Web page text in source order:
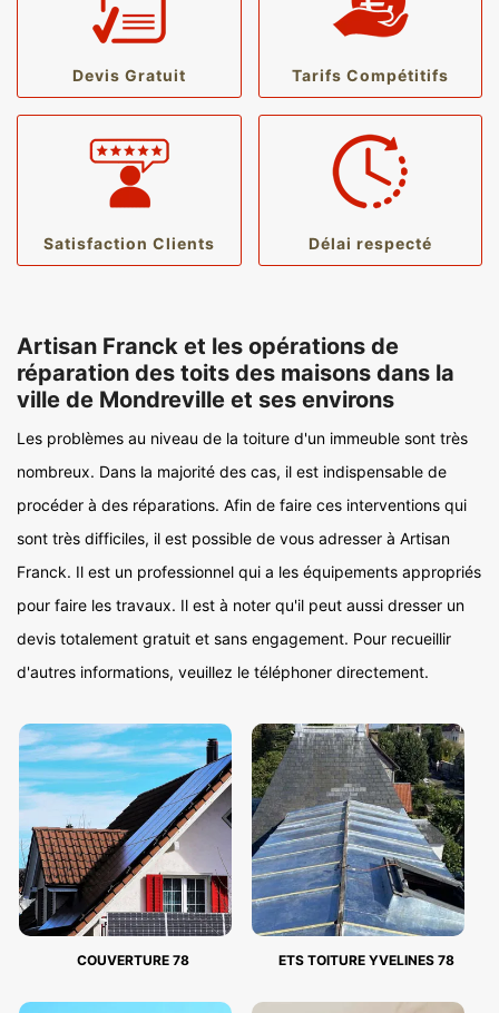
Devis Gratuit Tarifs Compétitifs
Satisfaction Clients Délai respecté
Artisan Franck et les opérations de
réparation des toits des maisons dans la
ville de Mondreville et ses environs
Les problèmes au niveau de la toiture d'un immeuble sont très
nombreux. Dans la majorité des cas, il est indispensable de
procéder à des réparations. Afin de faire ces interventions qui
sont très difficiles, il est possible de vous adresser à Artisan
Franck. Il est un professionnel qui a les équipements appropriés
pour faire les travaux. Il est à noter qu'il peut aussi dresser un
devis totalement gratuit et sans engagement. Pour recueillir
d'autres informations, veuillez le téléphoner directement.
COUVERTURE 78 ETS TOITURE YVELINES 78